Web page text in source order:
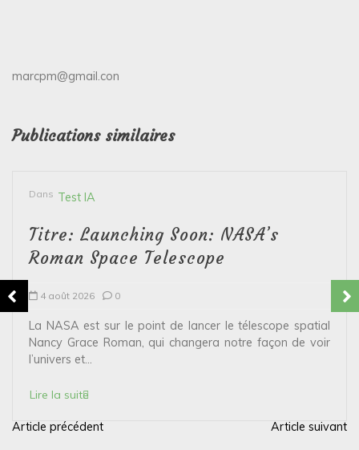
marcpm@gmail.con
Publications similaires
Dans Test IA
Titre: Launching Soon: NASA’s
Roman Space Telescope
4 août 2026 0
La NASA est sur le point de lancer le télescope spatial
Nancy Grace Roman, qui changera notre façon de voir
l’univers et...
Lire la suite
N
Article précédent Article suivant